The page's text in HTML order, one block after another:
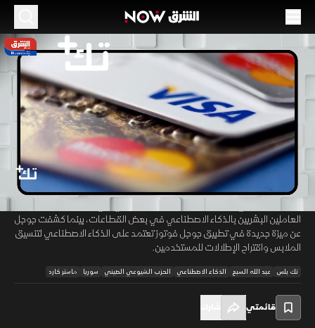
00:11/ 24:11
فيزا وماستر كارد في سوريا.. والقضاء يجرم
استبدال البشر بالذكاء الاصطناعي
09 مايو 2026 24:11 تكنولوجيا
تك +
شهد قطاع التكنولوجيا والاقتصاد الرقمي تطورات لافتة، مع إعلان دخول
شركتي فيزا وماستر كارد إلى السوق السورية بما يفتح الباب أمام خدمات
العاملين البشريين بالذكاء الاصطناعي في بعض القطاعات، بينما كشفت جوجل
عن ميزة جديدة في تطبيق جوجل فوتوز تعتمد على الذكاء الاصطناعي لتنسيق
الملابس واقتراح الإطلالات للمستخدمين.
تك بلس عبد الله السبع الذكاء الاصطناعي الحزب الشيوعي الصيني سوريا ماستر كارد
قائمتي